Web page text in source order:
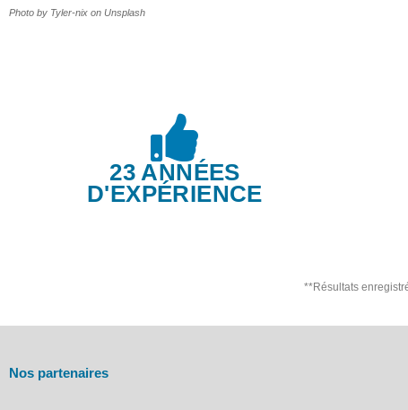
Photo by Tyler-nix on Unsplash
23 ANNÉES
D'EXPÉRIENCE
**Résultats
Nos partenaires